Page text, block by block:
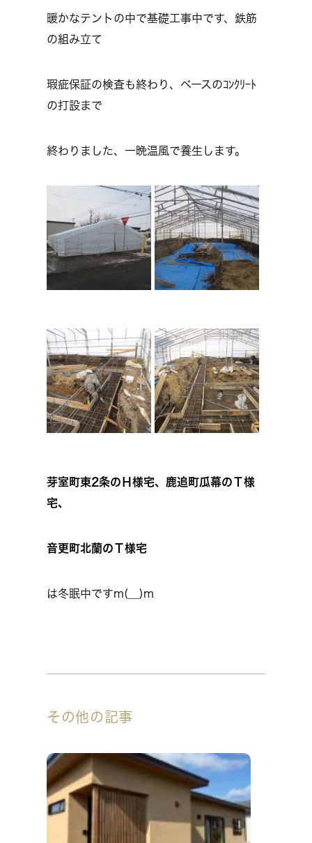
暖かなテントの中で基礎工事中です、鉄筋
の組み立て
瑕疵保証の検査も終わり、ベースのｺﾝｸﾘｰﾄ
の打設まで
終わりました、一晩温風で養生します。
芽室町東2条のＨ様宅、鹿追町瓜幕のＴ様
宅、
音更町北蘭のＴ様宅
は冬眠中ですm(__)m
その他の記事